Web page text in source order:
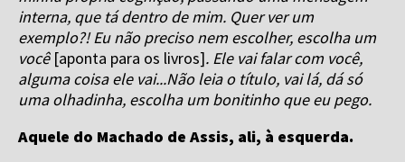
interna, que tá dentro de mim. Quer ver um
exemplo?! Eu não preciso nem escolher, escolha um
você [aponta para os livros]. Ele vai falar com você,
alguma coisa ele vai...Não leia o título, vai lá, dá só
uma olhadinha, escolha um bonitinho que eu pego.
Aquele do Machado de Assis, ali, à esquerda.